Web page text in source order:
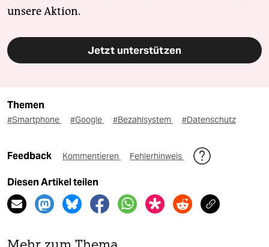
unsere Aktion.
Jetzt unterstützen
Themen
#Smartphone #Google #Bezahlsystem #Datenschutz
Feedback Kommentieren Fehlerhinweis
Diesen Artikel teilen